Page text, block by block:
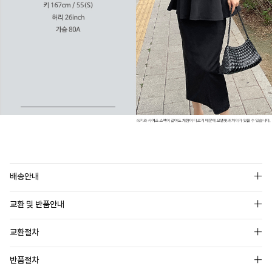
배송안내
교환 및 반품안내
교환절차
반품절차